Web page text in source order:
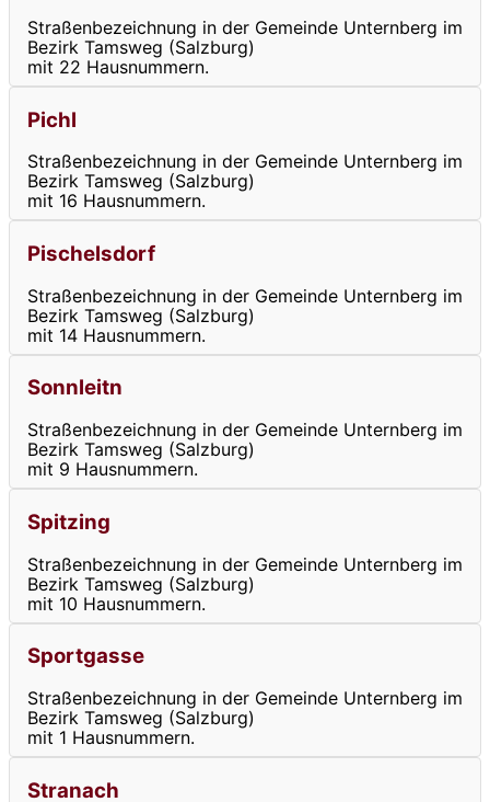
Straßenbezeichnung in der Gemeinde Unternberg im
Bezirk Tamsweg (Salzburg)
mit 22 Hausnummern.
Pichl
Straßenbezeichnung in der Gemeinde Unternberg im
Bezirk Tamsweg (Salzburg)
mit 16 Hausnummern.
Pischelsdorf
Straßenbezeichnung in der Gemeinde Unternberg im
Bezirk Tamsweg (Salzburg)
mit 14 Hausnummern.
Sonnleitn
Straßenbezeichnung in der Gemeinde Unternberg im
Bezirk Tamsweg (Salzburg)
mit 9 Hausnummern.
Spitzing
Straßenbezeichnung in der Gemeinde Unternberg im
Bezirk Tamsweg (Salzburg)
mit 10 Hausnummern.
Sportgasse
Straßenbezeichnung in der Gemeinde Unternberg im
Bezirk Tamsweg (Salzburg)
mit 1 Hausnummern.
Stranach